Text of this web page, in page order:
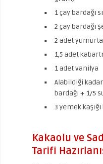
1 çay bardağı
2 çay bardağı
2 adet yumurta
1,5 adet
1 adet vanilya
Alabildiği kadar
bardağı + 1/5
3 yemek
Kakaolu ve
Tarifi